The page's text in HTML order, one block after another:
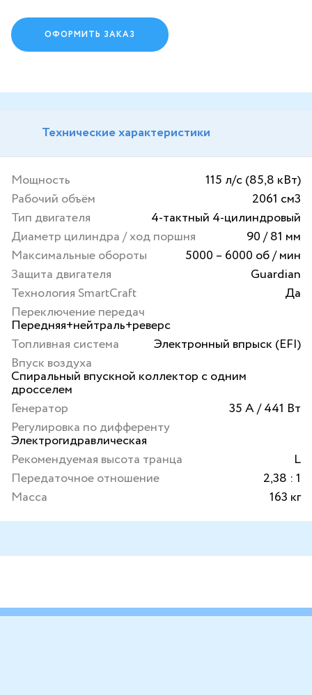
ОФОРМИТЬ ЗАКАЗ
Технические характеристики
Мощность
115 л/с (85,8 кВт)
Рабочий объём
2061 см3
Тип двигателя
4-тактный 4-цилиндровый
Диаметр цилиндра / ход поршня
90 / 81 мм
Максимальные обороты
5000 – 6000 об / мин
Защита двигателя
Guardian
Технология SmartCraft
Да
Переключение передач
Передняя+нейтраль+реверс
Топливная система
Электронный впрыск (EFI)
Впуск воздуха
Спиральный впускной коллектор с одним
дросселем
Генератор
35 А / 441 Вт
Регулировка по дифференту
Электрогидравлическая
Рекомендуемая высота транца
L
Передаточное отношение
2,38 : 1
Масса
163 кг